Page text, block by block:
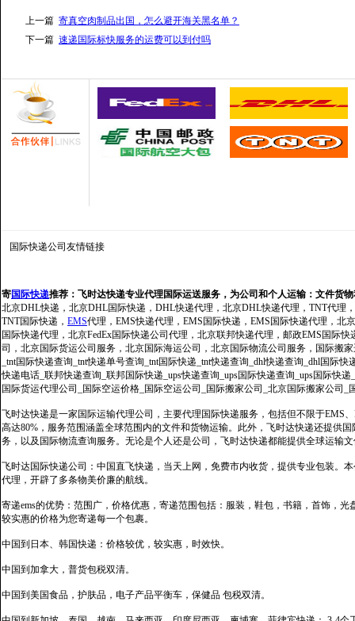
上一篇 寄真空肉制品出国，怎么避开海关黑名单？
下一篇 速递国际标快服务的运费可以到付吗
国际快递公司 友情链接
寄国际快递推荐： 飞时达快递专业代理国际运送服务，为公司和个人运输：文件货
北京DHL快递，北京DHL国际快递，DHL快递代理，北京DHL快递代理，TNT代理
TNT国际快递， EMS代理，EMS快递代理，EMS国际快递，EMS国际快递代理，北
国际快递代理，北京FedEx国际快递公司代理，北京联邦快递代理，邮政EMS国际
司，北京国际货运公司服务，北京国际海运公司，北京国际物流公司服务，国际搬
_tnt国际快递查询_tnt快递单号查询_tnt国际快递_tnt快递查询_dhl快递查询_dhl国际
快递电话_联邦快递查询_联邦国际快递_ups快递查询_ups国际快递查询_ups国际快
国际货运代理公司_国际空运价格_国际空运公司_国际搬家公司_北京国际搬家公司_
飞时达快递是一家国际运输代理公司，主要代理国际快递服务，包括但不限于EMS
高达80%，服务范围涵盖全球范围内的文件和货物运输。此外，飞时达快递还提供
务，以及国际物流查询服务。无论是个人还是公司，飞时达快递都能提供全球运输
飞时达国际快递公司：中国直飞快递，当天上网，免费市内收货，提供专业包装。
代理，开辟了多条物美价廉的航线。
寄递ems的优势：范围广，价格优惠，寄递范围包括：服装，鞋包，书籍，首饰，
较实惠的价格为您寄递每一个包裹。
中国到日本、韩国快递：价格较优，较实惠，时效快。
中国到加拿大，普货包税双清。
中国到美国食品，护肤品，电子产品平衡车，保健品 包税双清。